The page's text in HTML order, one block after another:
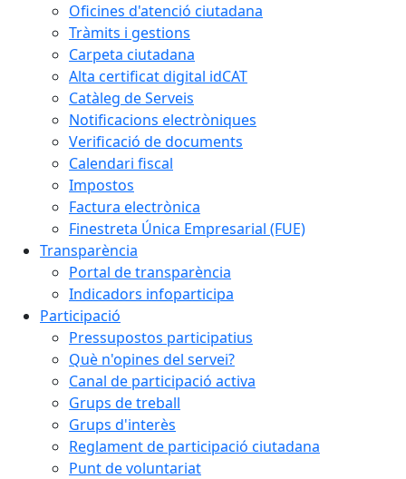
Oficines d'atenció ciutadana
Tràmits i gestions
Carpeta ciutadana
Alta certificat digital idCAT
Catàleg de Serveis
Notificacions electròniques
Verificació de documents
Calendari fiscal
Impostos
Factura electrònica
Finestreta Única Empresarial (FUE)
Transparència
Portal de transparència
Indicadors infoparticipa
Participació
Pressupostos participatius
Què n'opines del servei?
Canal de participació activa
Grups de treball
Grups d'interès
Reglament de participació ciutadana
Punt de voluntariat